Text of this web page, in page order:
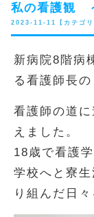
私の看護観
2023-11-11【カテゴリ
新病院8階病
る看護師長の
看護師の道
えました。
18歳で看護
学校へと寮
り組んだ日